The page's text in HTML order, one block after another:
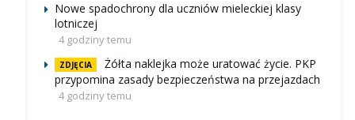
Nowe spadochrony dla uczniów mieleckiej klasy
lotniczej
4 godziny temu
ZDJĘCIA
Żółta naklejka może uratować życie. PKP
przypomina zasady bezpieczeństwa na przejazdach
4 godziny temu